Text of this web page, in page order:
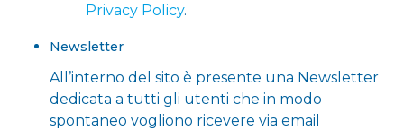
Privacy Policy.
Newsletter
All’interno del sito è presente una Newsletter
dedicata a tutti gli utenti che in modo
spontaneo vogliono ricevere via email